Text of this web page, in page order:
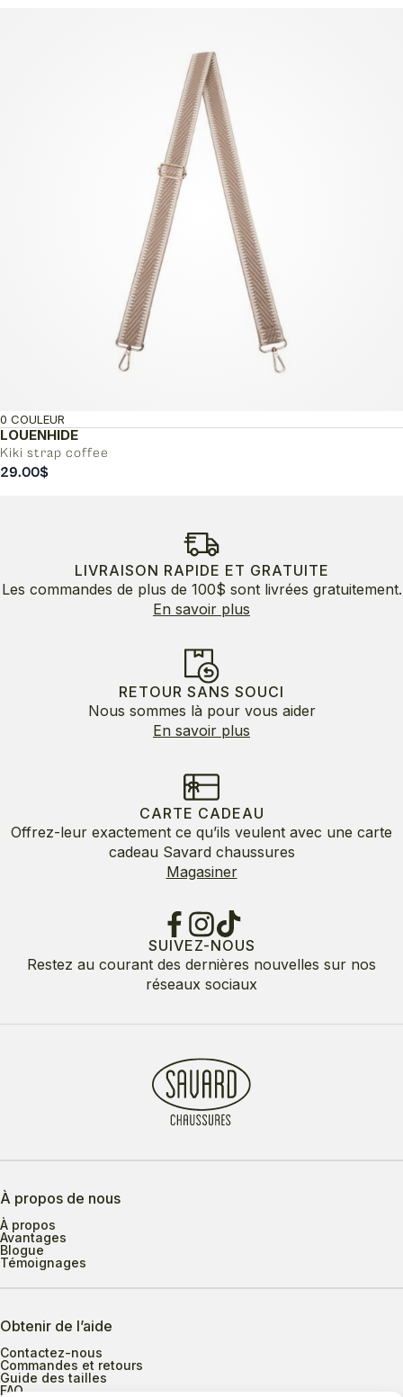
LOUENHIDE
Kiki strap coffee
0 COULEUR
29.00$
LIVRAISON RAPIDE ET GRATUITE
Les commandes de plus de 100$ sont livrées gratuitement.
En savoir plus
RETOUR SANS SOUCI
Nous sommes là pour vous aider
En savoir plus
CARTE CADEAU
Offrez-leur exactement ce qu’ils veulent avec une carte
cadeau Savard chaussures
Magasiner
SUIVEZ-NOUS
Restez au courant des dernières nouvelles sur nos
réseaux sociaux
À propos de nous
À propos
Avantages
Blogue
Témoignages
Obtenir de l’aide
Contactez-nous
Commandes et retours
Guide des tailles
FAQ